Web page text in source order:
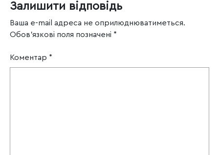
Залишити відповідь
Ваша e-mail адреса не оприлюднюватиметься.
Обов’язкові поля позначені *
Коментар *